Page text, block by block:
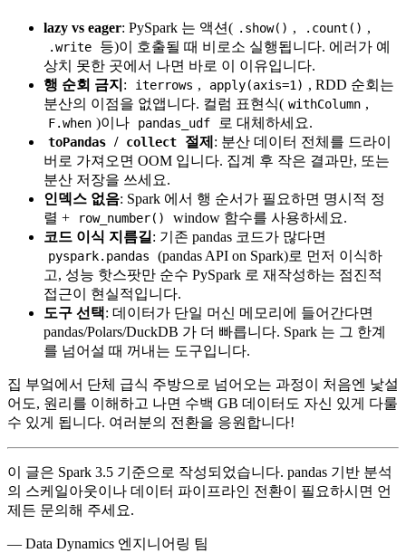
lazy vs eager: PySpark 는 액션( .show() , .count() ,
.write
등)이 호출될 때 비로소 실행됩니다. 에러가 예
상치 못한 곳에서 나면 바로 이 이유입니다.
행 순회 금지 : iterrows , apply(axis=1) , RDD 순회는
분산의 이점을 없앱니다. 컬럼 표현식( withColumn ,
F.when )이나 pandas_udf 로 대체하세요.
toPandas / collect 절제 : 분산 데이터 전체를 드라이
버로 가져오면 OOM 입니다. 집계 후 작은 결과만, 또는
분산 저장을 쓰세요.
인덱스 없음: Spark 에서 행 순서가 필요하면 명시적 정
렬 +
row_number()
window 함수를 사용하세요.
코드 이식 지름길 : 기존 pandas 코드가 많다면
pyspark.pandas
(pandas API on Spark)로 먼저 이식하
고, 성능 핫스팟만 순수 PySpark 로 재작성하는 점진적
접근이 현실적입니다.
도구 선택: 데이터가 단일 머신 메모리에 들어간다면
pandas/Polars/DuckDB 가 더 빠릅니다. Spark 는 그 한계
를 넘어설 때 꺼내는 도구입니다.
집 부엌에서 단체 급식 주방으로 넘어오는 과정이 처음엔 낯설
어도, 원리를 이해하고 나면 수백 GB 데이터도 자신 있게 다룰
수 있게 됩니다. 여러분의 전환을 응원합니다!
이 글은 Spark 3.5 기준으로 작성되었습니다. pandas 기반 분석
의 스케일아웃이나 데이터 파이프라인 전환이 필요하시면 언
제든 문의해 주세요.
— Data Dynamics 엔지니어링 팀